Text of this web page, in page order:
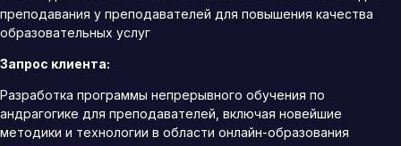
преподавания у преподавателей для повышения качества
образовательных услуг
Запрос клиента:
Разработка программы непрерывного обучения по
андрагогике для преподавателей, включая новейшие
методики и технологии в области онлайн-образования